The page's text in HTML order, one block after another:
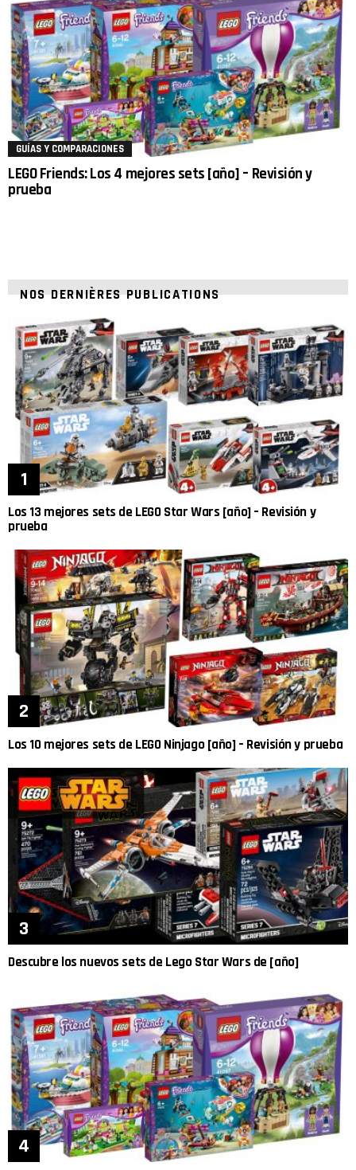
GUÍAS Y COMPARACIONES
LEGO Friends: Los 4 mejores sets [año] – Revisión y
prueba
NOS DERNIÈRES PUBLICATIONS
Los 13 mejores sets de LEGO Star Wars [año] – Revisión y
prueba
Los 10 mejores sets de LEGO Ninjago [año] – Revisión y prueba
Descubre los nuevos sets de Lego Star Wars de [año]